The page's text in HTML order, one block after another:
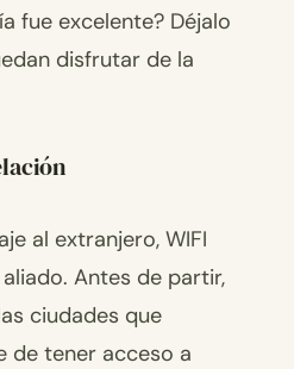
fue excelente? Déjalo
disfrutar de la
al extranjero, WIFI
Antes de partir,
ciudades que
de tener acceso a